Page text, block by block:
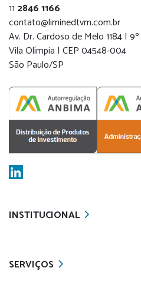
11 2846 1166
contato@liminedtvm.com.br
Av. Dr. Cardoso de Melo 1184 |
Vila Olímpia | CEP 04548-004
São Paulo/SP
INSTITUCIONAL
SERVIÇOS